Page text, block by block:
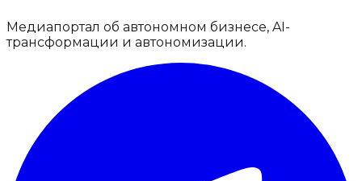
Медиапортал об автономном бизнесе, AI-
трансформации и автономизации.